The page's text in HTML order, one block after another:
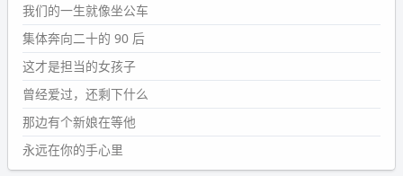
我们的一生就像坐公车
集体奔向二十的 90 后
这才是担当的女孩子
曾经爱过，还剩下什么
那边有个新娘在等他
永远在你的手心里